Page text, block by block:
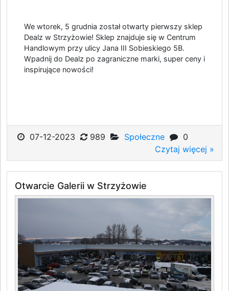
We wtorek, 5 grudnia został otwarty pierwszy sklep
Dealz w Strzyżowie! Sklep znajduje się w Centrum
Handlowym przy ulicy Jana III Sobieskiego 5B.
Wpadnij do Dealz po zagraniczne marki, super ceny i
inspirujące nowości!
07-12-2023 989 Społeczne
0
Czytaj więcej »
Otwarcie Galerii w Strzyżowie